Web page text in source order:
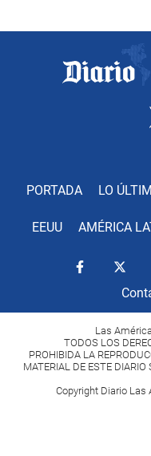
PORTADA LO
EEUU AMÉRICA
Las
TODOS LOS
PROHIBIDA LA
MATERIAL DE ESTE
Copyright Diario Las